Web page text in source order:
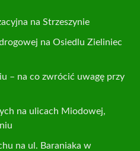
na Strzeszynie
na Osiedlu Zieliniec
– na co zwrócić uwagę przy
na ulicach Miodowej,
na ul. Baraniaka w